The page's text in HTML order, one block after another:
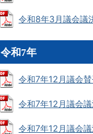
令和8年3月議会議
令和7年
令和7年12月議会
令和7年12月議会
令和7年12月議会